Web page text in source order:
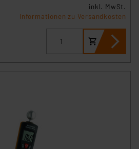
Standards eingestuft wird. So
dass US-Behörden
verarbeiten, ohne dass
für Europäer bestehen.
der
sowie einer eigenen
Datenübermittlung,
übermittelten Daten,
inkl. MwSt.
Informationen zu Versandkosten